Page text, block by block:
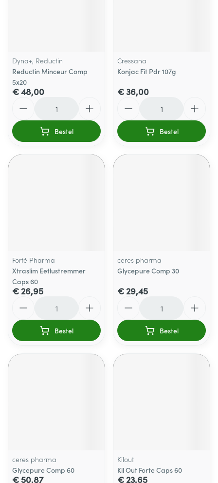
Dyna+, Reductin
Reductin Minceur Comp
5x20
€ 48,00
Bestel
Cressana
Konjac Fit Pdr 107g
€ 36,00
Bestel
Forté Pharma
Xtraslim Eetlustremmer
Caps 60
€ 26,95
Bestel
ceres pharma
Glycepure Comp 30
€ 29,45
Bestel
ceres pharma
Glycepure Comp 60
€ 50,87
Kilout
Kil Out Forte Caps 60
€ 23,65